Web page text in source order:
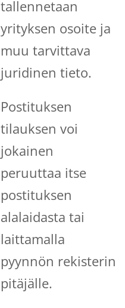
tallennetaan
yrityksen osoite ja
muu tarvittava
juridinen tieto.
Postituksen
tilauksen voi
jokainen
peruuttaa itse
postituksen
alalaidasta tai
laittamalla
pyynnön rekisterin
pitäjälle.